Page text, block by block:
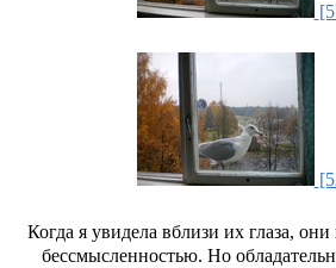
Когда я увидела вблизи их глаза,
бессмысленностью. Но